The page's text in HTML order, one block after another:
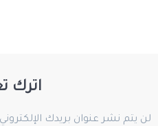
اترك
لن يتم نشر عنوان بريدك